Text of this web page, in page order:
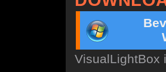
VisualLightBox